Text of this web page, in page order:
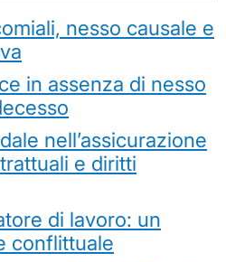
nesso causale e
in assenza di nesso
nell’assicurazione
e diritti
di lavoro: un
conflittuale